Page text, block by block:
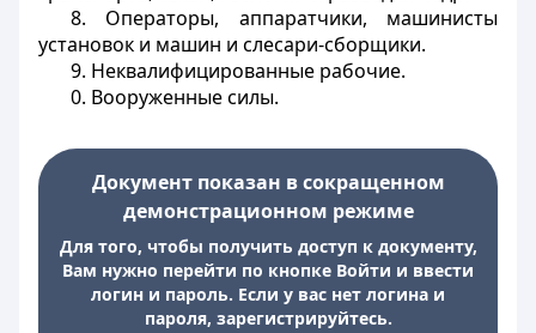
8. Операторы, аппаратчики, машинисты
установок и машин и слесари-сборщики.
9. Неквалифицированные рабочие.
0. Вооруженные силы.
Документ показан в сокращенном
демонстрационном режиме
Для того, чтобы получить доступ к документу,
Вам нужно перейти по кнопке Войти и ввести
логин и пароль. Если у вас нет логина и
пароля, зарегистрируйтесь.